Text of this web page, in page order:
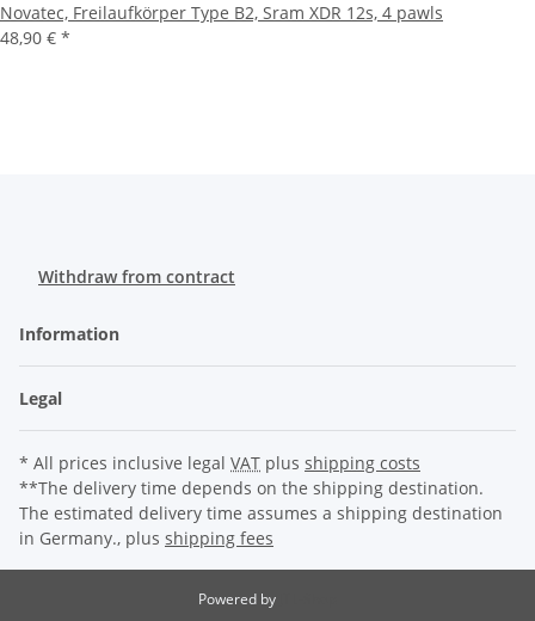
Novatec, Freilaufkörper Type B2, Sram XDR 12s, 4 pawls
48,90 € *
Withdraw from contract
Information
Legal
* All prices inclusive legal VAT plus shipping costs
**The delivery time depends on the shipping destination.
The estimated delivery time assumes a shipping destination
in Germany., plus shipping fees
Powered by